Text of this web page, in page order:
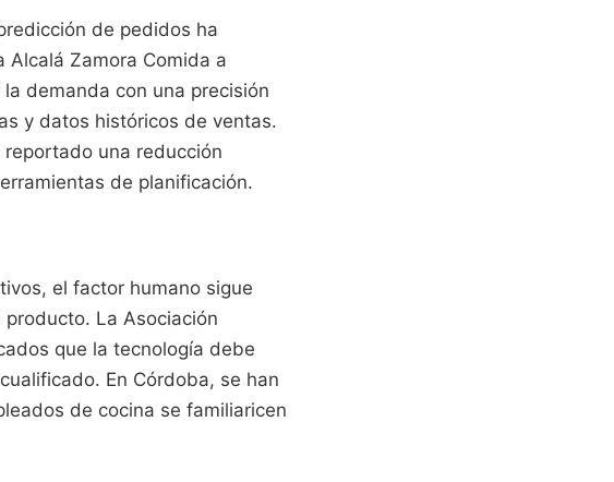
de pedidos ha
Zamora Comida a
demanda con una precisión
y datos históricos de ventas.
una reducción
de planificación.
el factor humano sigue
La Asociación
que la tecnología debe
En Córdoba, se han
de cocina se familiaricen